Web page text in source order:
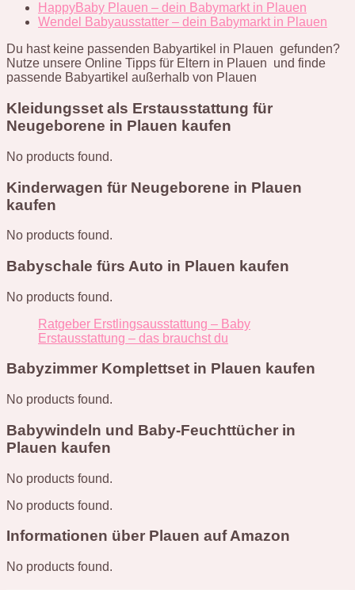
HappyBaby Plauen – dein Babymarkt in Plauen
Wendel Babyausstatter – dein Babymarkt in Plauen
Du hast keine passenden Babyartikel in Plauen gefunden?
Nutze unsere Online Tipps für Eltern in Plauen und finde
passende Babyartikel außerhalb von Plauen
Kleidungsset als Erstausstattung für
Neugeborene in Plauen kaufen
No products found.
Kinderwagen für Neugeborene in Plauen
kaufen
No products found.
Babyschale fürs Auto in Plauen kaufen
No products found.
Ratgeber Erstlingsausstattung – Baby
Erstausstattung – das brauchst du
Babyzimmer Komplettset in Plauen kaufen
No products found.
Babywindeln und Baby-Feuchttücher in
Plauen kaufen
No products found.
No products found.
Informationen über Plauen auf Amazon
No products found.